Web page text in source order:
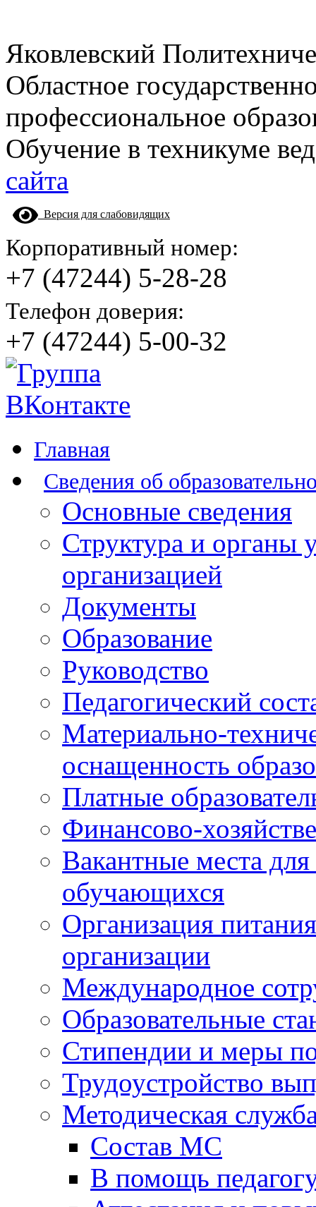
Яковлевский
Областное
профессиональное
Обучение в техникуме
сайта
Версия для слабовидящих
Корпоративный номер:
+7 (47244) 5-28-28
Телефон доверия:
+7 (47244) 5-00-32
Главная
Сведения об
Основные сведения
Структура и органы
организацией
Документы
Образование
Руководство
Педагогический
Материально-
оснащенность
Платные
Финансово-
Вакантные места
обучающихся
Организация
организации
Международное
Образовательные
Стипендии и меры
Трудоустройство
Методическая
Состав МС
В помощь